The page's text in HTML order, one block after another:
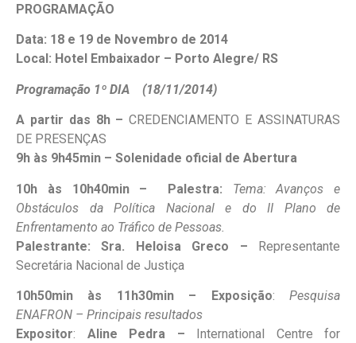
PROGRAMAÇÃO
Data: 18 e 19 de Novembro de 2014
Local: Hotel Embaixador – Porto Alegre/ RS
Programação 1º DIA (18/11/2014)
A partir das 8h –CREDENCIAMENTO E ASSINATURAS
DE PRESENÇAS
9h às 9h45min – Solenidade oficial de Abertura
10h às 10h40min – Palestra: Tema: Avanços e
Obstáculos da Política Nacional e do II Plano de
Enfrentamento ao Tráfico de Pessoas.
Palestrante: Sra. Heloisa Greco – Representante
Secretária Nacional de Justiça
10h50min às 11h30min – Exposição:Pesquisa
ENAFRON – Principais resultados
Expositor: Aline Pedra – International Centre for